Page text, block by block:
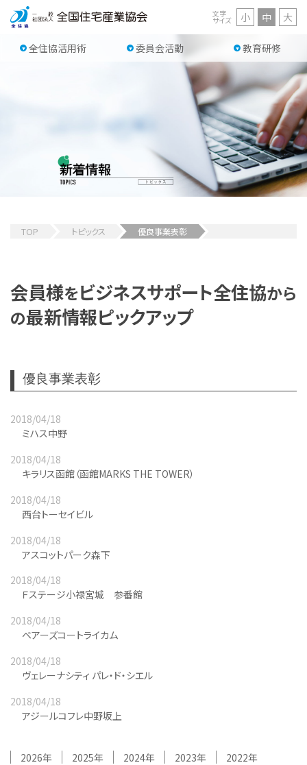
全住協活用術 委員会活動 教育研修
文字
サイズ 小 中 大
TOP トピックス 優良事業表彰
会員様をビジネスサポート全住協から
の最新情報ピックアップ
優良事業表彰
2018/04/18
ミハス中野
2018/04/18
キラリス函館（函館MARKS THE TOWER）
2018/04/18
西台トーセイビル
2018/04/18
アスコットパーク森下
2018/04/18
Ｆステージ小禄宮城 参番館
2018/04/18
ベアーズコートライカム
2018/04/18
ヴェレーナシティ パレ・ド・シエル
2018/04/18
アジールコフレ中野坂上
2026 2025 2024 2023
2022